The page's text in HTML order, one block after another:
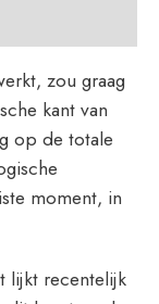
zou graag
kant van
op de totale
moment, in
lijkt recentelijk